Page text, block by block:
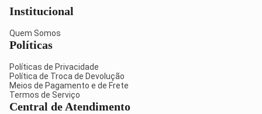
Institucional
Quem Somos
Políticas
Políticas de Privacidade
Política de Troca de Devolução
Meios de Pagamento e de Frete
Termos de Serviço
Central de Atendimento